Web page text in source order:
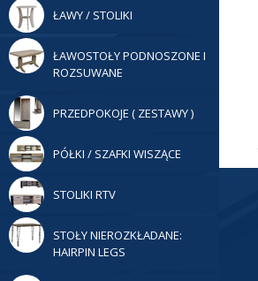
ŁAWY / STOLIKI
ŁAWOSTOŁY PODNOSZONE I
ROZSUWANE
PRZEDPOKOJE ( ZESTAWY )
PÓŁKI / SZAFKI WISZĄCE
STOLIKI RTV
STOŁY NIEROZKŁADANE:
HAIRPIN LEGS